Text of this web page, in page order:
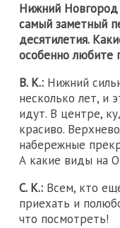
Нижний Новгород
самый заметный
десятилетия.
особенно любите
В. К.: Нижний
несколько лет, и
идут. В центре,
красиво.
набережные
А какие виды на
С. К.: Всем, кто
приехать и
что посмотреть!